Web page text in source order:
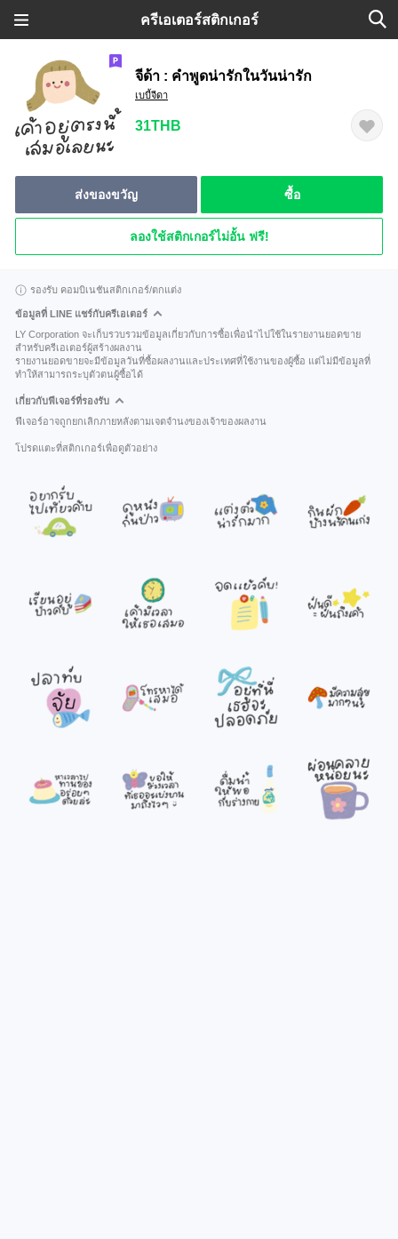
ครีเอเตอร์สติกเกอร์
จีด้า : คำพูดน่ารักในวันน่ารัก
เบบี้จีดา
31THB
ส่งของขวัญ ซื้อ
ลองใช้สติกเกอร์ไม่อั้น ฟรี!
รองรับ คอมบิเนชันสติกเกอร์/ตกแต่ง
ข้อมูลที่ LINE แชร์กับครีเอเตอร์
LY Corporation จะเก็บรวบรวมข้อมูลเกี่ยวกับการซื้อเพื่อนำไปใช้ในรายงานยอดขาย
สำหรับครีเอเตอร์ผู้สร้างผลงาน
รายงานยอดขายจะมีข้อมูลวันที่ซื้อผลงานและประเทศที่ใช้งานของผู้ซื้อ แต่ไม่มีข้อมูลที่
ทำให้สามารถระบุตัวตนผู้ซื้อได้
เกี่ยวกับฟีเจอร์ที่รองรับ
ฟีเจอร์อาจถูกยกเลิกภายหลังตามเจตจำนงของเจ้าของผลงาน
โปรดแตะที่สติกเกอร์เพื่อดูตัวอย่าง